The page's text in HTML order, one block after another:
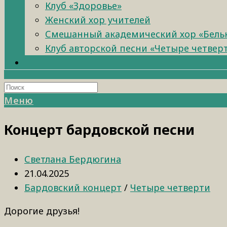
Клуб «Здоровье»
Женский хор учителей
Смешанный академический хор
Клуб авторской песни «Четыре
Меню
Концерт бардовской песни
Светлана Бердюгина
21.04.2025
Бардовский концерт / Четыре четверти
Дорогие друзья!